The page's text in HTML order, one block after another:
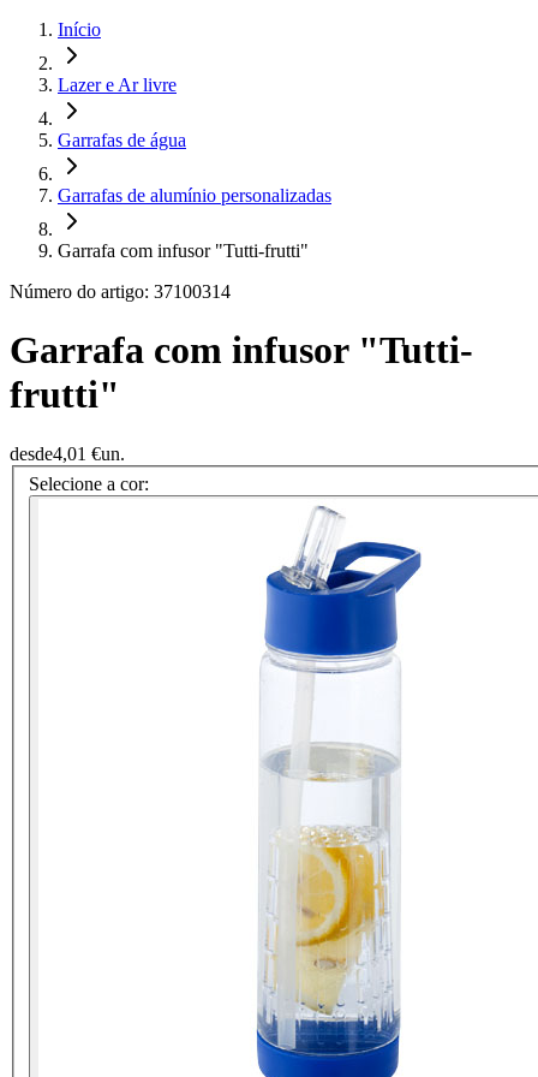
Início
Lazer e Ar livre
Garrafas de água
Garrafas de alumínio personalizadas
Garrafa com infusor "Tutti-frutti"
Número do artigo: 37100314
Garrafa com infusor "Tutti-
frutti"
desde4,01 €un.
Selecione a cor: